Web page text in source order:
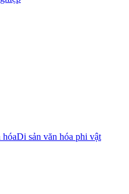
hóaDi sản văn hóa phi vật